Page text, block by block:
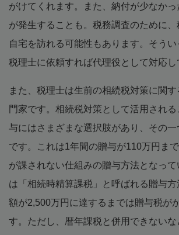
がけてくれます。また、納付が少なか
が発生することも。税務調査のために
自宅を訪れる可能性もあります。そうい
税理士に依頼すれば代理役として対応し
また、税理士は生前の相続税対策に関
門家です。相続税対策として活用され
与にはさまざまな選択肢があり、その一
です。これは1年間の贈与が110万円ま
が課されない仕組みの贈与方法となっ
は「相続時精算課税」と呼ばれる贈与
額が2,500万円に達するまでは贈与税が
す。ただし、暦年課税と併用できない